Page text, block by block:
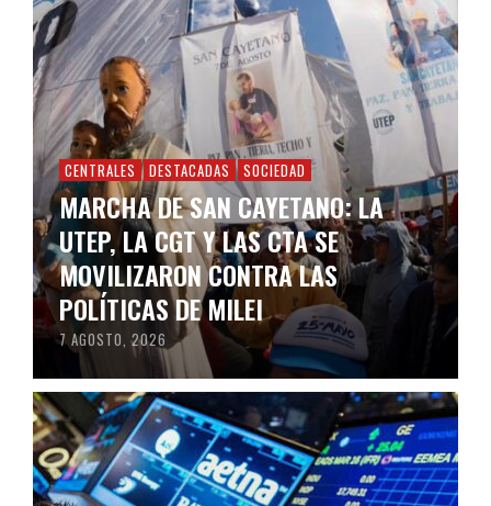
CENTRALES DESTACADAS SOCIEDAD
MARCHA DE SAN CAYETANO: LA
UTEP, LA CGT Y LAS CTA SE
MOVILIZARON CONTRA LAS
POLÍTICAS DE MILEI
7 AGOSTO, 2026